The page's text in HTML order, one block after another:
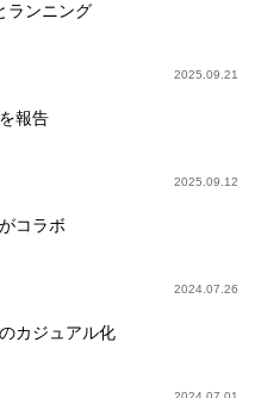
ランニング
2025.09.21
報告
2025.09.12
コラボ
2024.07.26
カジュアル化